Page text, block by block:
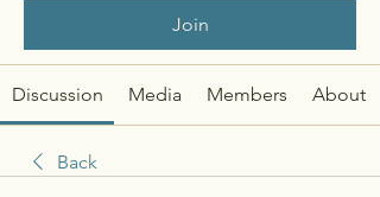
Join
Discussion Media Members About
Back